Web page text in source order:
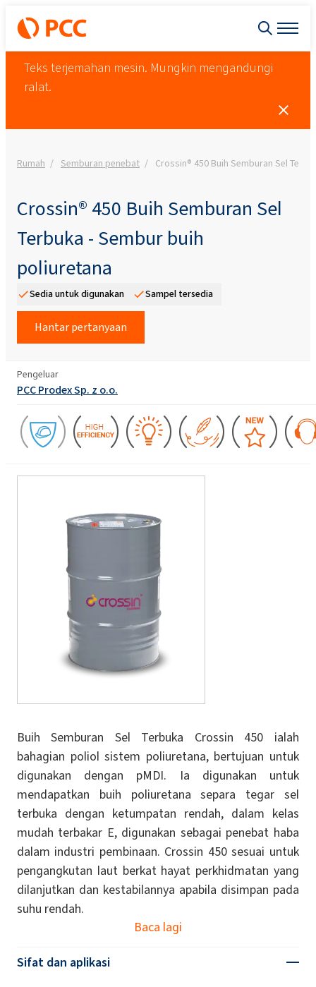
Teks terjemahan mesin. Mungkin mengandungi
ralat.
Rumah Semburan penebat Crossin® 450 Buih Semburan Sel
Crossin® 450 Buih Semburan Sel
Terbuka - Sembur buih
poliuretana
Sedia untuk digunakan Sampel tersedia
Hantar pertanyaan
Pengeluar
PCC Prodex Sp. z o.o.
Buih Semburan Sel Terbuka Crossin 450 ialah
bahagian poliol sistem poliuretana, bertujuan untuk
digunakan dengan pMDI. Ia digunakan untuk
mendapatkan buih poliuretana separa tegar sel
terbuka dengan ketumpatan rendah, dalam kelas
mudah terbakar E, digunakan sebagai penebat haba
dalam industri pembinaan. Crossin 450 sesuai untuk
pengangkutan laut berkat hayat perkhidmatan yang
dilanjutkan dan kestabilannya apabila disimpan pada
suhu rendah.
Baca lagi
Sifat dan aplikasi